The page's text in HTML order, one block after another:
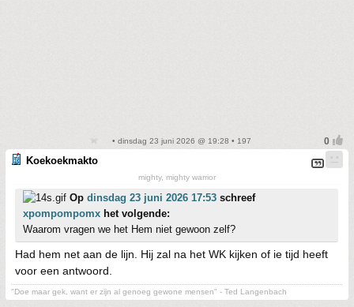
• dinsdag 23 juni 2026 @ 19:28 • 197
Koekoekmakto
mighty, mighty warrior
Op dinsdag 23 juni 2026 17:53 schreef
xpompompomx het volgende:
Waarom vragen we het Hem niet gewoon zelf?
Had hem net aan de lijn. Hij zal na het WK kijken of ie tijd heeft
voor een antwoord.
"Doe maar gek, want er zijn al genoeg gewone mensen" - Ted Langenbach